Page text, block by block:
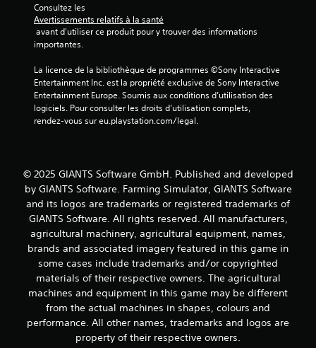
v
i
s
Consultez les
Avertissements relatifs à la santé
importantes.
La licence de la bibliothèque de programmes ©Sony Interactive
Entertainment Inc. est la propriété exclusive de Sony Interactive
Entertainment Europe. Soumis aux conditions d’utilisation des
logiciels. Pour consulter les droits d’utilisation complets,
rendez-vous sur eu.playstation.com/legal.
© 2025 GIANTS Software GmbH. Published and developed
by GIANTS Software. Farming Simulator, GIANTS Software
and its logos are trademarks or registered trademarks of
GIANTS Software. All rights reserved. All manufacturers,
agricultural machinery, agricultural equipment, names,
brands and associated imagery featured in this game in
some cases include trademarks and/or copyrighted
materials of their respective owners. The agricultural
machines and equipment in this game may be different
from the actual machines in shapes, colours and
performance. All other names, trademarks and logos are
property of their respective owners.